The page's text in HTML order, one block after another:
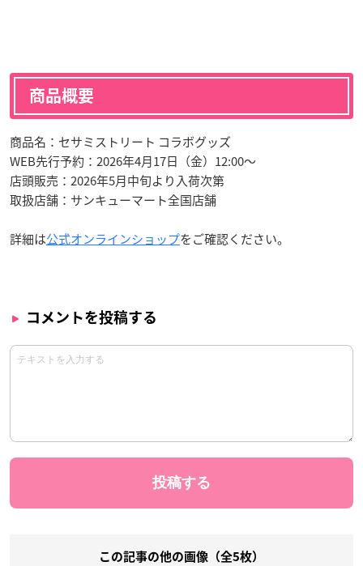
商品概要
商品名：セサミストリート コラボグッズ
WEB先行予約：2026年4月17日（金）12:00～
店頭販売：2026年5月中旬より入荷次第
取扱店舗：サンキューマート全国店舗
詳細は公式オンラインショップをご確認ください。
コメントを投稿する
この記事の他の画像（全5枚）